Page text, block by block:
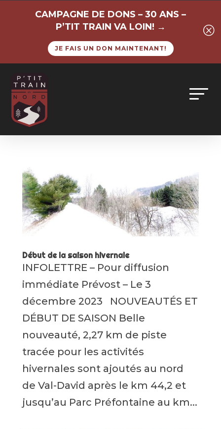
CAMPAGNE DE DONS – 30 ANS –
P’TIT TRAIN VA LOIN! →
JE FAIS UN DON MAINTENANT!
Q
Début de la saison hivernale
INFOLETTRE – Pour diffusion
immédiate Prévost – Le 3
décembre 2023 NOUVEAUTÉS ET
DÉBUT DE SAISON Belle
nouveauté, 2,27 km de piste
tracée pour les activités
hivernales sont ajoutés au nord
de Val-David après le km 44,2 et
jusqu’au Parc Préfontaine au km...